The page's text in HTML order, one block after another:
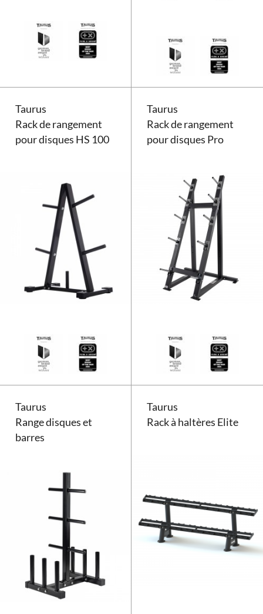
Taurus
Rack de rangement
pour disques HS 100
Taurus
Rack de rangement
pour disques Pro
Taurus
Range disques et
barres
Taurus
Rack à haltères Elite